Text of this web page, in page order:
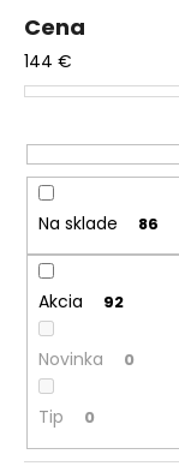
o
d
u
t
o
v
Cena
144 €
Na sklade 86
Akcia 92
Novinka 0
Tip 0
n
á
j
ť
?
O
p